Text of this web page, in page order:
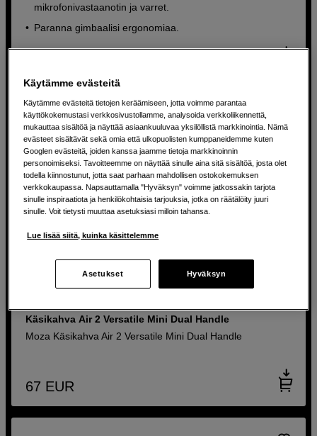
mikrofonivastaanotin ja varret.
Paranna gimbaalisi ergonomiaa.
Käsikahva Air 2 Versatile Mini Dual Handle
Moza Käsikahva Air 2 Versatile Mini Dual Handle
67 EUR
Käytämme evästeitä
Käytämme evästeitä tietojen keräämiseen, jotta voimme parantaa
käyttökokemustasi verkkosivustollamme, analysoida verkkoliikennettä,
mukauttaa sisältöä ja näyttää asiaankuuluvaa yksilöllistä markkinointia. Nämä
evästeet sisältävät sekä omia että ulkopuolisten kumppaneidemme kuten
Googlen evästeitä, joiden kanssa jaamme tietoja markkinoinnin
personoimiseksi. Tavoitteemme on näyttää sinulle aina sitä sisältöä, josta olet
todella kiinnostunut, jotta saat parhaan mahdollisen ostokokemuksen
verkkokaupassa. Napsauttamalla "Hyväksyn" voimme jatkossakin tarjota
sinulle inspiraatiota ja henkilökohtaisia tarjouksia, jotka on räätälöity juuri
sinulle. Voit tietysti muuttaa asetuksiasi milloin tahansa.
Lue lisää siitä, kuinka käsittelemme
Asetukset Hyväksyn